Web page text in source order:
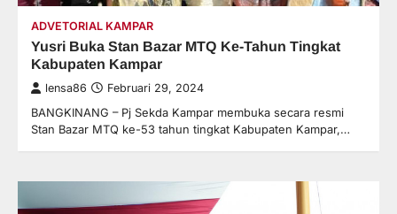
ADVETORIAL KAMPAR
Yusri Buka Stan Bazar MTQ Ke-Tahun Tingkat
Kabupaten Kampar
lensa86 Februari 29, 2024
BANGKINANG – Pj Sekda Kampar membuka secara resmi
Stan Bazar MTQ ke-53 tahun tingkat Kabupaten Kampar,…